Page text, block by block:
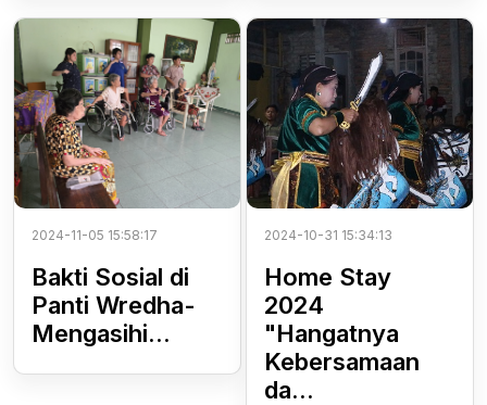
2024-11-05 15:58:17
Bakti Sosial di
Panti Wredha-
Mengasihi...
2024-10-31 15:34:13
Home Stay
2024
"Hangatnya
Kebersamaan
da...